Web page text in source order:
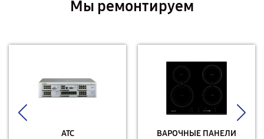
Мы ремонтируем
АТС ВАРОЧНЫЕ ПАНЕЛИ